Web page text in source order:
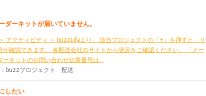
ーキットが届いていません。
アクティビティ ＞ buzzLifeより、 該当プロジェクトの「+」を押すと、リ
確認できます。 各配送会社のサイトから状況をご確認ください。 「メー
キットのお問い合わせ伝票番号は...
buzzプロジェクト 配送
したい